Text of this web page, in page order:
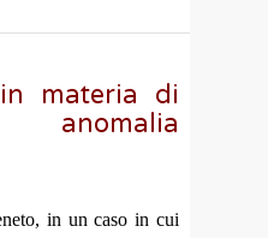
materia di
in un caso in cui